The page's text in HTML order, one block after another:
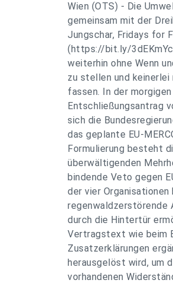
Wien (OTS) - Die
gemeinsam mit der
Jungschar, Fridays for
(https://bit.ly/
weiterhin ohne Wenn
zu stellen und keinerlei
fassen. In der
Entschließungsantrag
sich die
das geplante EU-
Formulierung besteht
überwältigenden
bindende Veto gegen
der vier
regenwaldzerstörende
durch die Hintertür
Vertragstext wie beim
Zusatzerklärungen
herausgelöst wird, um
vorhandenen